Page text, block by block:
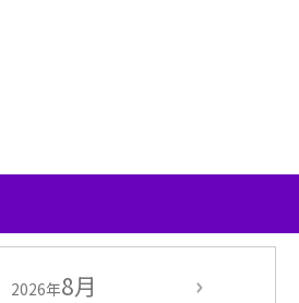
2026年8月